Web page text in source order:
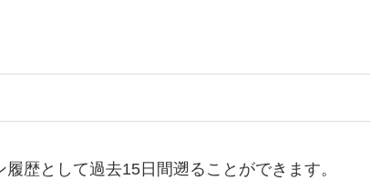
歴として過去15日間遡ることができます。